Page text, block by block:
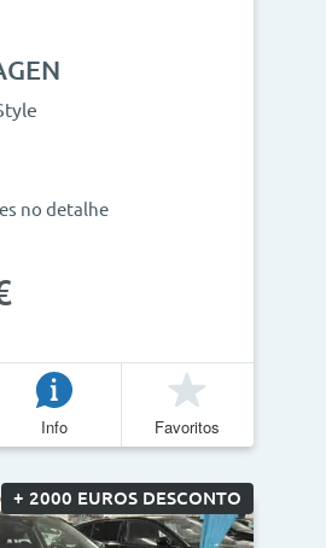
no detalhe
Info Favoritos
+ 2000 EUROS DESCONTO